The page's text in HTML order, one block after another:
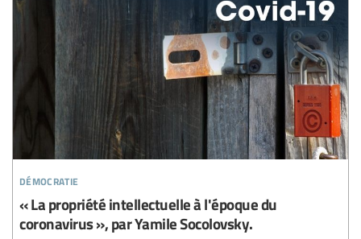
démocratie
« La propriété intellectuelle à l'époque du
coronavirus », par Yamile Socolovsky.